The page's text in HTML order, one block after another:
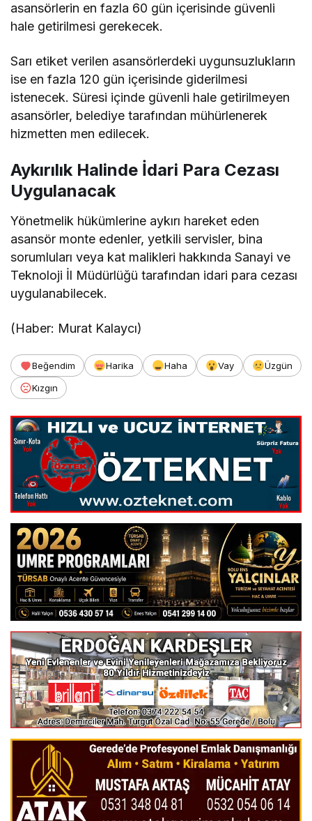
asansörlerin en fazla 60 gün içerisinde güvenli
hale getirilmesi gerekecek.
Sarı etiket verilen asansörlerdeki uygunsuzlukların
ise en fazla 120 gün içerisinde giderilmesi
istenecek. Süresi içinde güvenli hale getirilmeyen
asansörler, belediye tarafından mühürlenerek
hizmetten men edilecek.
Aykırılık Halinde İdari Para Cezası
Uygulanacak
Yönetmelik hükümlerine aykırı hareket eden
asansör monte edenler, yetkili servisler, bina
sorumluları veya kat malikleri hakkında Sanayi ve
Teknoloji İl Müdürlüğü tarafından idari para cezası
uygulanabilecek.
(Haber: Murat Kalaycı)
Beğendim Harika Haha Vay
Üzgün
Kızgın